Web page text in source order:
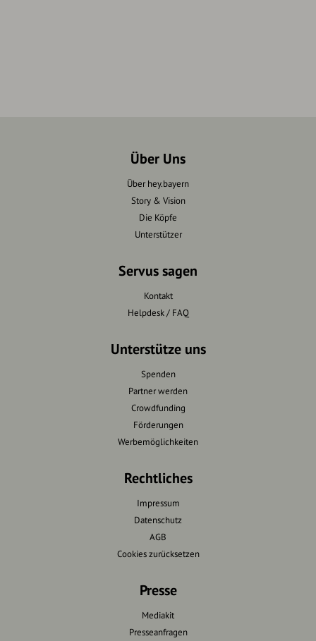
Über Uns
Über hey.bayern
Story & Vision
Die Köpfe
Unterstützer
Servus sagen
Kontakt
Helpdesk / FAQ
Unterstütze uns
Spenden
Partner werden
Crowdfunding
Förderungen
Werbemöglichkeiten
Rechtliches
Impressum
Datenschutz
AGB
Cookies zurücksetzen
Presse
Mediakit
Presseanfragen